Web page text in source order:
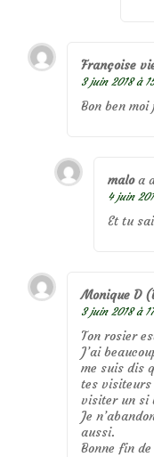
Françoise
3 juin 2018 à
Bon ben
malo a
4 juin
Et tu
Monique D
3 juin 2018 à
Ton rosier
J’ai
me suis dis
tes visiteurs
visiter un si
Je
aussi.
Bonne fin